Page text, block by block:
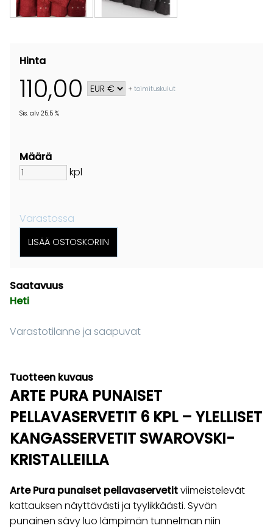
Hinta
110,00 +toimituskulut
Sis. alv 25.5 %
Määrä
kpl
Varastossa
Saatavuus
Heti
Varastotilanne ja saapuvat
Tuotteen kuvaus
ARTE PURA PUNAISET
PELLAVASERVETIT 6 KPL – YLELLISET
KANGASSERVETIT SWAROVSKI-
KRISTALLEILLA
Arte Pura punaiset pellavaservetitviimeistelevät
kattauksen näyttävästi ja tyylikkäästi. Syvän
punainen sävy luo lämpimän tunnelman niin